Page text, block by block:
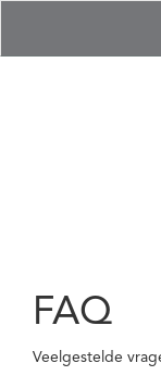
FAQ
Veelgestelde